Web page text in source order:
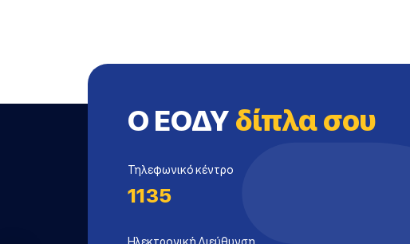
Ο ΕΟΔΥ δίπλα σου
Τηλεφωνικό κέντρο
1135